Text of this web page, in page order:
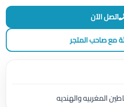
اتصل الآن
مع صاحب المتجر
المغربيه والهنديه